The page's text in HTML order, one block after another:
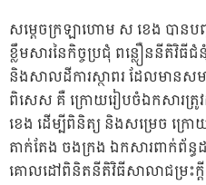
សម្តេចក្រឡាហោម ស ខេង បានបញ្
ខ្លឹមសារនៃកិច្ចប្រជុំ ពន្លឿននីតិវិ
និងសាលដីការស្ថាពរ ដែលមានសម
ពិសេស គឺ ក្រោយរៀបចំឯកសារត្រូ
ខេង ដើម្បីពិនិត្យ និងសម្រេច ក្រោ
តាក់តែង ចងក្រង ឯកសារពាក់ព័ន្ធ
គោលដៅពិនិតនីតិវិធីសាលាជម្រះក្